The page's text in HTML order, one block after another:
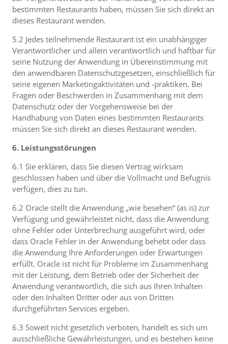
bestimmten Restaurants haben, müssen Sie sich direkt an
dieses Restaurant wenden.
5.2 Jedes teilnehmende Restaurant ist ein unabhängiger
Verantwortlicher und allein verantwortlich und haftbar für
seine Nutzung der Anwendung in Übereinstimmung mit
den anwendbaren Datenschutzgesetzen, einschließlich für
seine eigenen Marketingaktivitäten und -praktiken. Bei
Fragen oder Beschwerden in Zusammenhang mit dem
Datenschutz oder der Vorgehensweise bei der
Handhabung von Daten eines bestimmten Restaurants
müssen Sie sich direkt an dieses Restaurant wenden.
6. Leistungsstörungen
6.1 Sie erklären, dass Sie diesen Vertrag wirksam
geschlossen haben und über die Vollmacht und Befugnis
verfügen, dies zu tun.
6.2 Oracle stellt die Anwendung „wie besehen“ (as is) zur
Verfügung und gewährleistet nicht, dass die Anwendung
ohne Fehler oder Unterbrechung ausgeführt wird, oder
dass Oracle Fehler in der Anwendung behebt oder dass
die Anwendung Ihre Anforderungen oder Erwartungen
erfüllt. Oracle ist nicht für Probleme im Zusammenhang
mit der Leistung, dem Betrieb oder der Sicherheit der
Anwendung verantwortlich, die sich aus Ihren Inhalten
oder den Inhalten Dritter oder aus von Dritten
durchgeführten Services ergeben.
6.3 Soweit nicht gesetzlich verboten, handelt es sich um
ausschließliche Gewährleistungen, und es bestehen keine